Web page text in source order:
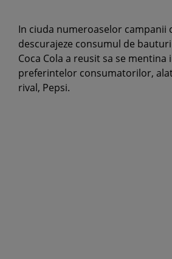
In ciuda numeroaselor campanii
descurajeze consumul de
Coca Cola a reusit sa se mentina
preferintelor consumatorilor,
rival, Pepsi.